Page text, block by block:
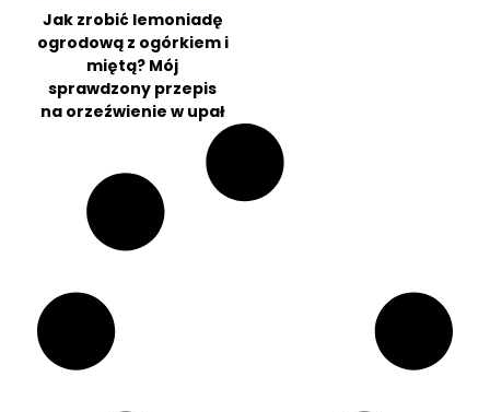
Jak zrobić lemoniadę
ogrodową z ogórkiem i
miętą? Mój
sprawdzony przepis
na orzeźwienie w upał